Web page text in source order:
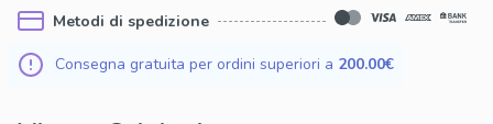
principio attivo, il sildenafil, agisce migliorando l’afflusso di
sangue al pene, facilitando così l’erezione solo in presenza di
stimolazione sessuale. La differenza principale tra Viagra
Metodi di spedizione
Consegna gratuita per ordini superiori a 200.00€